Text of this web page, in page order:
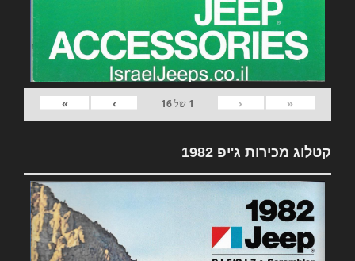
«
‹
1 של16
›
»
קטלוג מכירות ג'יפ 1982